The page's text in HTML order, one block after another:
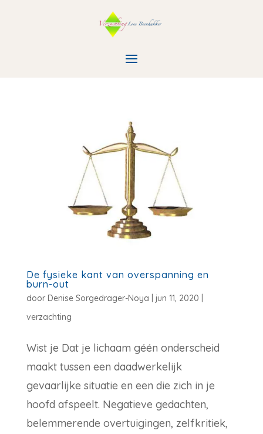
De fysieke kant van overspanning en
burn-out
door Denise Sorgedrager-Noya jun 11, 2020
verzachting
Wist je Dat je lichaam géén onderscheid
maakt tussen een daadwerkelijk
gevaarlijke situatie en een die zich in je
hoofd afspeelt. Negatieve gedachten,
belemmerende overtuigingen, zelfkritiek,